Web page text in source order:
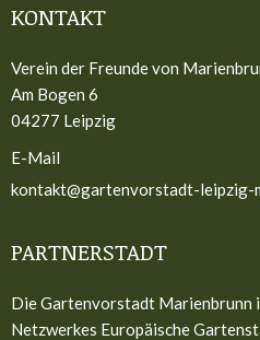
KONTAKT
Verein der Freunde von
Am Bogen 6
04277 Leipzig
E-Mail
kontakt@gartenvorstadt-leipzig-
PARTNERSTADT
Die Gartenvorstadt Marienbrunn
Netzwerkes Europäische